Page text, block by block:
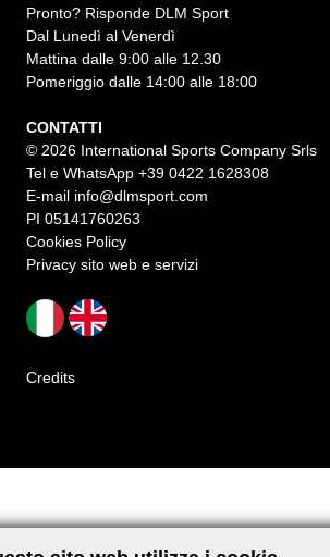
Pronto? Risponde DLM Sport
Dal Lunedì al Venerdì
Mattina dalle 9:00 alle 12.30
Pomeriggio dalle 14:00 alle 18:00
CONTATTI
© 2026 International Sports Company Srls
Tel e WhatsApp +39 0422 1628308
E-mail info@dlmsport.com
PI 05141760263
Cookies Policy
Privacy sito web e servizi
Credits